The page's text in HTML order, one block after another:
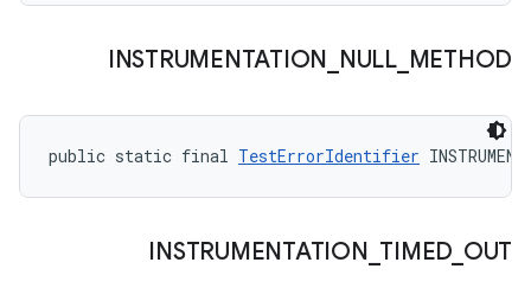
INSTRUMENTATION NULL_ METHOD
public static final TestErrorIdentifier
INSTRUMENTATION TIMED OUT